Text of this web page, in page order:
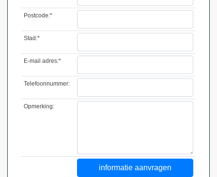
Postcode:*
Stad:*
E-mail adres:*
Telefoonnummer:
Opmerking: